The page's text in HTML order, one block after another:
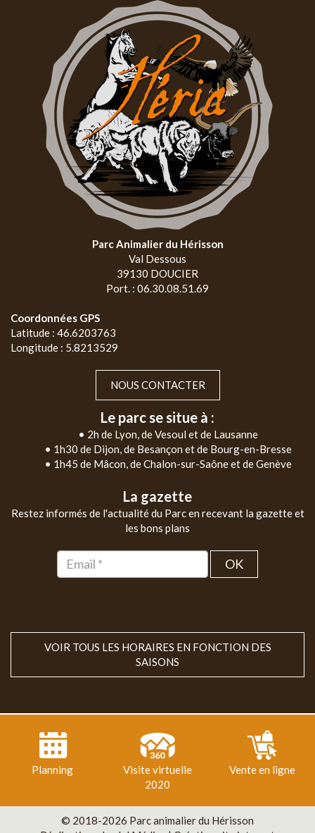
Parc Animalier du Hérisson
Val Dessous
39130 DOUCIER
Port. : 06.30.08.51.69
Coordonnées GPS
Latitude : 46.6203763
Longitude : 5.8213529
NOUS CONTACTER
Le parc se situe à :
• 2h de Lyon, de Vesoul et de Lausanne
• 1h30 de Dijon, de Besançon et de Bourg-en-Bresse
• 1h45 de Mâcon, de Chalon-sur-Saône et de Genève
La gazette
Restez informés de l'actualité du Parc en recevant la gazette et
les bons plans
OK
VOIR TOUS LES HORAIRES EN FONCTION DES
SAISONS
Planning
Visite virtuelle
2020
Vente en ligne
© 2018-2026 Parc animalier du Hérisson